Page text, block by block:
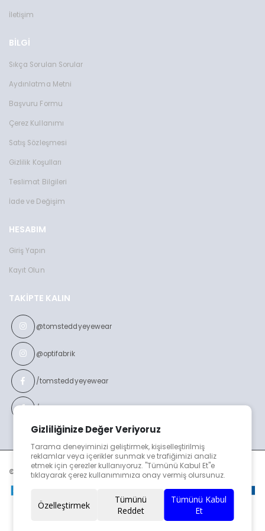
Gizliliğinize Değer Veriyoruz
Tarama deneyiminizi geliştirmek, kişiselleştirilmiş
reklamlar veya içerikler sunmak ve trafiğimizi analiz
etmek için çerezler kullanıyoruz. "Tümünü Kabul Et"e
tıklayarak çerez kullanımımıza onay vermiş olursunuz.
Özelleştirmek
Tümünü
Reddet
Tümünü Kabul
Et
İletişim
BİLGİ
Sıkça Sorulan Sorular
Aydınlatma Metni
Başvuru Formu
Çerez Kullanımı
Satış Sözleşmesi
Gizlilik Koşulları
Teslimat Bilgileri
İade ve Değişim
HESABIM
Giriş Yapın
Kayıt Olun
TAKIPTE KALIN
@tomsteddyeyewear
@optifabrik
/tomsteddyeyewear
/optifabrikeyewear
© TOMS TEDDY v2023